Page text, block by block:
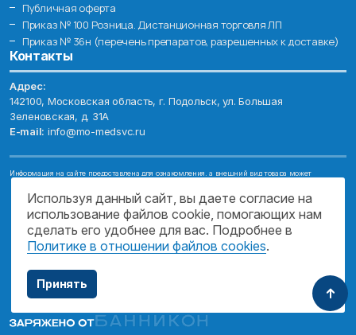
Публичная оферта
Приказ № 100 Розница. Дистанционная торговля ЛП
Приказ № 36н (перечень препаратов, разрешенных к доставке)
Контакты
Адрес:
142100, Московская область, г. Подольск, ул. Большая
Зеленовская, д. 31А
E-mail: info@mo-medsvc.ru
Информация на сайте предоставлена для ознакомления, а внешний вид товара может
Имеются противопоказания, проконсультируйтесь со специалистом!
© 2026. ГОСУДАРСТВЕННОЕ БЮДЖЕТНОЕ УЧРЕЖДЕНИЕ МОСКОВСКОЙ
ОБЛАСТИ "МОСОБЛМЕДСЕРВИС"
ПОДДЕРЖКА САЙТА
Используя данный сайт, вы даете согласие на
использование файлов cookie, помогающих нам
сделать его удобнее для вас. Подробнее в
Политике в отношении файлов cookies.
Принять